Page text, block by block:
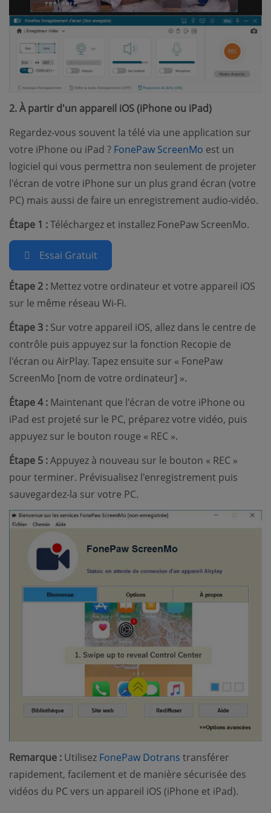
2. À partir d'un appareil iOS (iPhone ou iPad)
Regardez-vous souvent la télé via une application sur
votre iPhone ou iPad ? FonePaw ScreenMo (opens new
est un
logiciel qui vous permettra non seulement de projeter
l'écran de votre iPhone sur un plus grand écran (votre
PC) mais aussi de faire un enregistrement audio-vidéo.
Étape 1 :Téléchargez et installez FonePaw ScreenMo.
Essai Gratuit
Étape 2 : Mettez votre ordinateur et votre appareil iOS
sur le même réseau Wi-Fi.
Étape 3 : Sur votre appareil iOS, allez dans le centre de
contrôle puis appuyez sur la fonction Recopie de
l'écran ou AirPlay. Tapez ensuite sur « FonePaw
ScreenMo [nom de votre ordinateur] ».
Étape 4 : Maintenant que l'écran de votre iPhone ou
iPad est projeté sur le PC, préparez votre vidéo, puis
appuyez sur le bouton rouge « REC ».
Étape 5 :Appuyez à nouveau sur le bouton « REC »
pour terminer. Prévisualisez l'enregistrement puis
sauvegardez-la sur votre PC.
Remarque : Utilisez FonePaw Dotrans (opens new
transférer
rapidement, facilement et de manière sécurisée des
vidéos du PC vers un appareil iOS (iPhone et iPad).